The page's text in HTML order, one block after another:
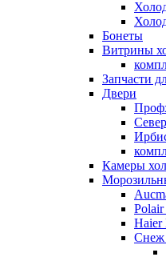
Бонеты
Витрины
Запчасти
Двери
Камеры
Haier
Снеж